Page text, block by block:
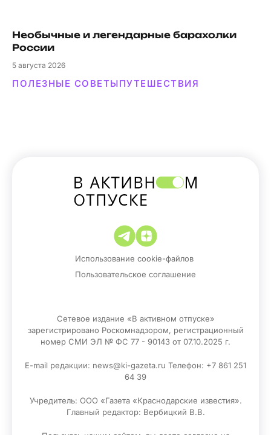
Необычные и легендарные барахолки
России
5 августа 2026
ПОЛЕЗНЫЕ СОВЕТЫПУТЕШЕСТВИЯ
Использование cookie-файлов
Пользовательское соглашение
Сетевое издание «В активном отпуске»
зарегистрировано Роскомнадзором, регистрационный
номер СМИ ЭЛ № ФС 77 - 90143 от 07.10.2025 г.
E-mail редакции: news@ki-gazeta.ru Телефон: +7 861 251
64 39
Учредитель: ООО «Газета «Краснодарские известия».
Главный редактор: Вербицкий В.В.